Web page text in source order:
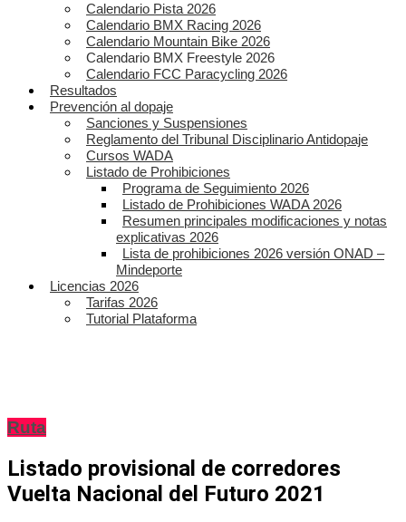
Calendario Pista 2026
Calendario BMX Racing 2026
Calendario Mountain Bike 2026
Calendario BMX Freestyle 2026
Calendario FCC Paracycling 2026
Resultados
Prevención al dopaje
Sanciones y Suspensiones
Reglamento del Tribunal Disciplinario Antidopaje
Cursos WADA
Listado de Prohibiciones
Programa de Seguimiento 2026
Listado de Prohibiciones WADA 2026
Resumen principales modificaciones y notas
explicativas 2026
Lista de prohibiciones 2026 versión ONAD –
Mindeporte
Licencias 2026
Tarifas 2026
Tutorial Plataforma
Ruta
Listado provisional de corredores
Vuelta Nacional del Futuro 2021